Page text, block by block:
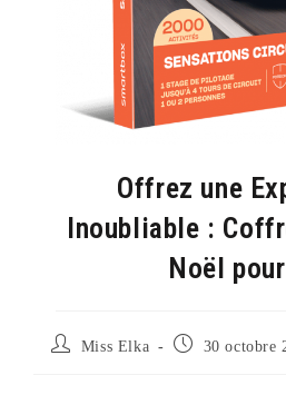
Offrez une
Inoubliable :
Noël
Auteur/autrice
Miss Elka
Publication
30 octobre